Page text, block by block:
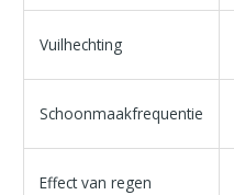
Vuilhechting
Schoonmaakfrequentie
Effect van regen